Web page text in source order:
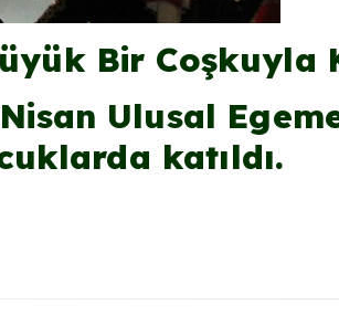
Bir Coşkuyla
Ulusal
katıldı.